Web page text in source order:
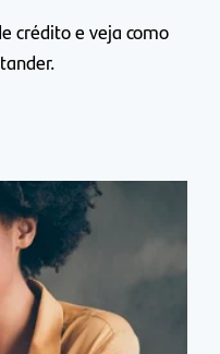
crédito e veja como